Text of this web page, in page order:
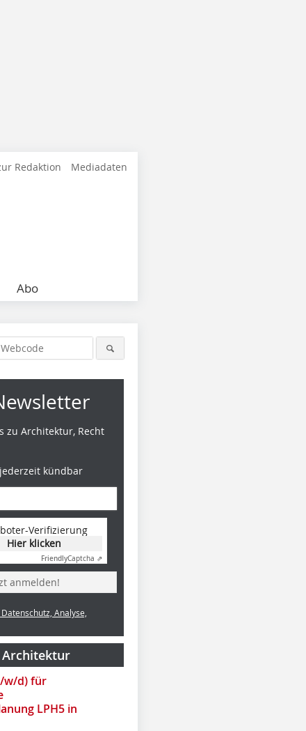
Redaktion Mediadaten
Abo
zu Architektur, Recht
kündbar
Verifizierung
Hier klicken
FriendlyCaptcha ⇗
anmelden!
Analyse,
w/d) für
LPH5 in